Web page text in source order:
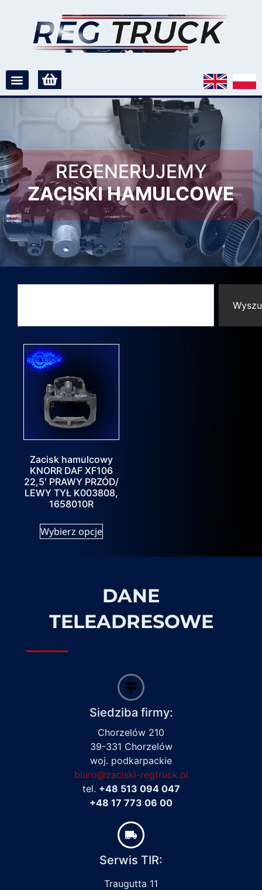
REGENERUJEMY
ZACISKI HAMULCOWE
Zacisk hamulcowy
KNORR DAF XF106
22,5′ PRAWY PRZÓD/
LEWY TYŁ K003808,
1658010R
Wybierz opcje
DANE
TELEADRESOWE
Siedziba firmy:
Chorzelów 210
39-331 Chorzelów
woj. podkarpackie
biuro@zaciski-regtruck.pl
tel. +48 513 094 047
+48 17 773 06 00
Serwis TIR:
Traugutta 11